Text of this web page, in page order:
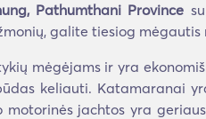
Pathumthani Province
galite tiesiog
mėgėjams ir yra
keliauti. Katamaranai
motorinės jachtos yra